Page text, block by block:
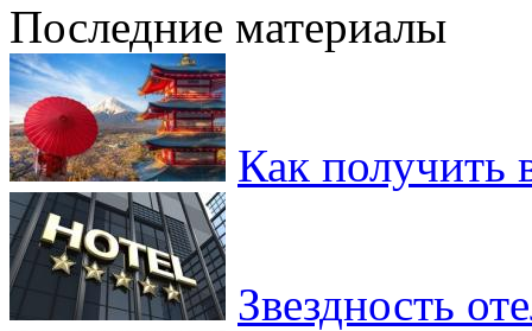
Последние материалы
Как получить
Звездность